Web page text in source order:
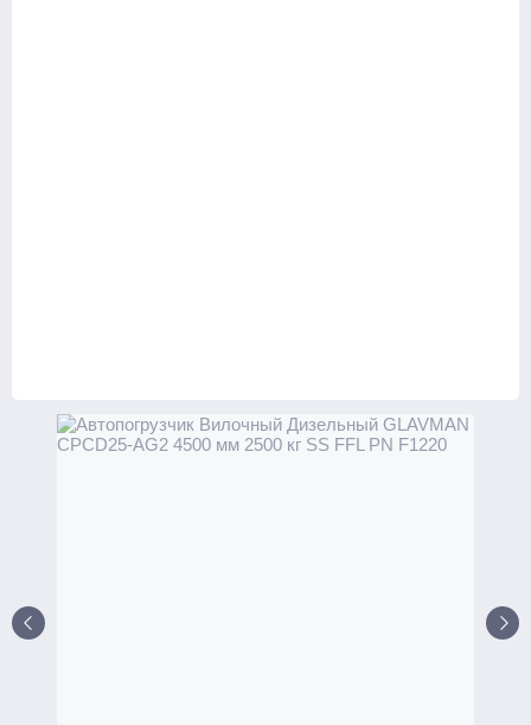
Тележки
Для агрессивных сред